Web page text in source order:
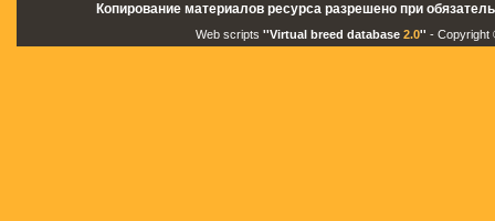
Копирование материалов ресурса разрешено при
Web scripts ''Virtual breed database 2.0'' - Copyright